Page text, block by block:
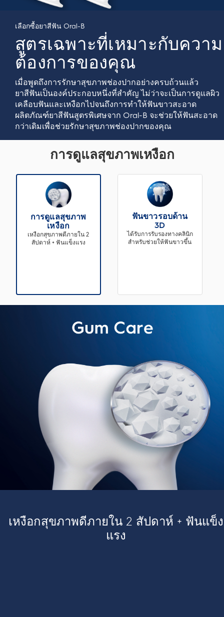
เลือกซื้อยาสีฟัน Oral-B
สูตรเฉพาะที่เหมาะกับความ
ต้องการของคุณ
เมื่อพูดถึงการรักษาสุขภาพช่องปากอย่างครบถ้วนแล้ว
ยาสีฟันเป็นองค์ประกอบหนึ่งที่สำคัญ ไม่ว่าจะเป็นการดูแลผิว
เคลือบฟันและเหงือกไปจนถึงการทำให้ฟันขาวสะอาด
ผลิตภัณฑ์ยาสีฟันสูตรพิเศษจาก Oral-B จะช่วยให้ฟันสะอาด
กว่าเดิมเพื่อช่วยรักษาสุขภาพช่องปากของคุณ
การดูแลสุขภาพเหงือก
การดูแลสุขภาพ
เหงือก
เหงือกสุขภาพดีภายใน 2
สัปดาห์ + ฟันแข็งแรง
ฟันขาวรอบด้าน
3D
ได้รับการรับรองทางคลินิก
สำหรับช่วยให้ฟันขาวขึ้น
เหงือกสุขภาพดีภายใน 2 สัปดาห์ + ฟันแข็ง
แรง